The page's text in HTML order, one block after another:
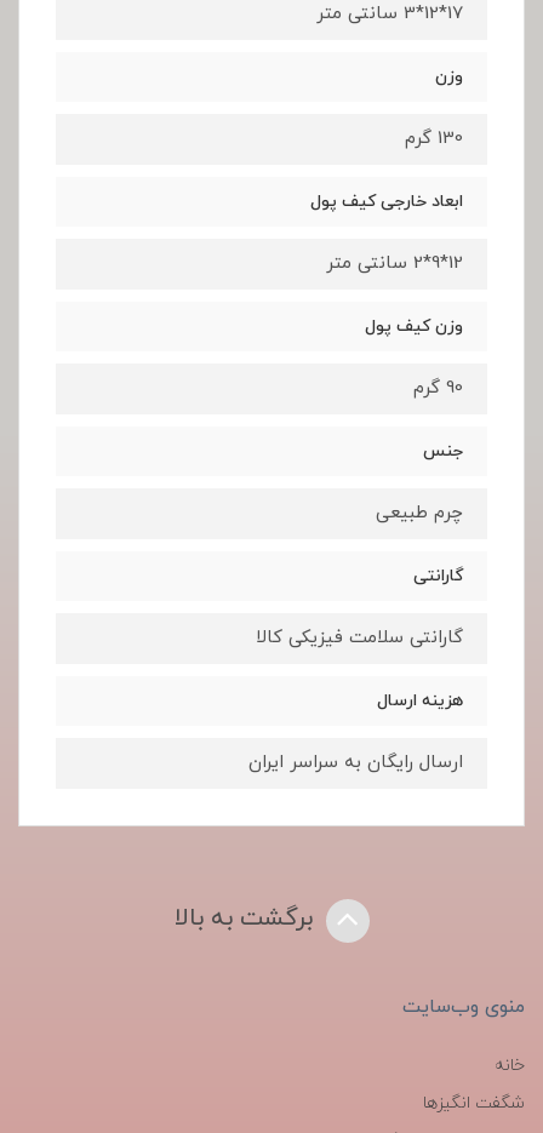
17*12*3 سانتی متر
وزن
130 گرم
ابعاد خارجی کیف پول
12*9*2 سانتی متر
وزن کیف پول
90 گرم
جنس
چرم طبیعی
گارانتی
گارانتی سلامت فیزیکی کالا
هزینه ارسال
ارسال رایگان به سراسر ایران
برگشت به بالا
منوی وب‌سایت
خانه
شگفت انگیزها